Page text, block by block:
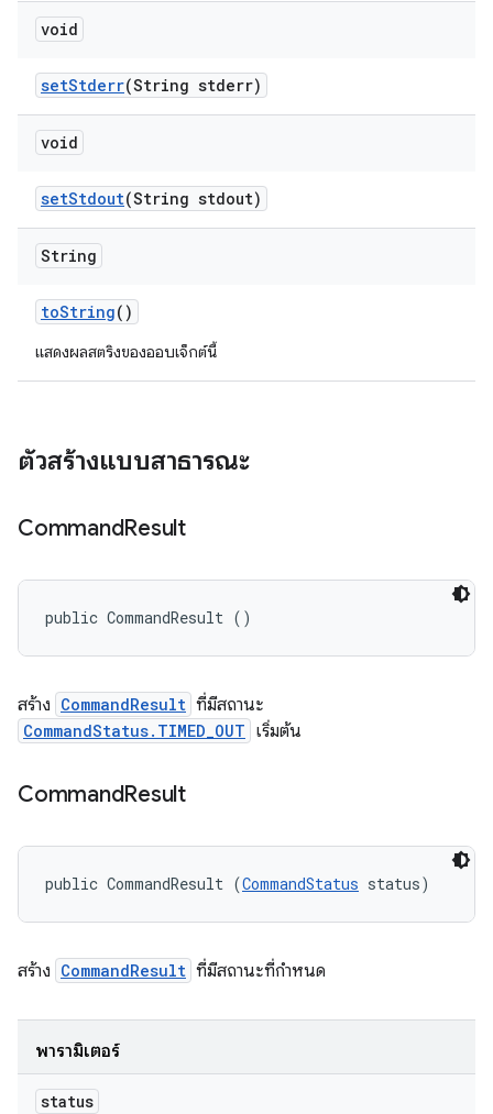
void
setStderr(String stderr)
void
setStdout(String stdout)
String
toString()
แสดงผลสตริงของออบเจ็กต์นี้
ตัวสร้างแบบสาธารณะ
CommandResult
public CommandResult ()
สร้าง CommandResult ที่มีสถานะ
CommandStatus.TIMED_OUT เริ่มต้น
CommandResult
public CommandResult (CommandStatus status)
สร้าง CommandResult ที่มีสถานะที่กำหนด
พารามิเตอร์
status